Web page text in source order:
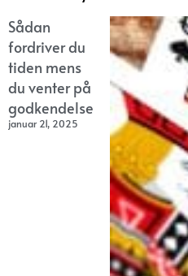
Sådan
fordriver du
tiden mens
du venter på
godkendelse
januar 21, 2025